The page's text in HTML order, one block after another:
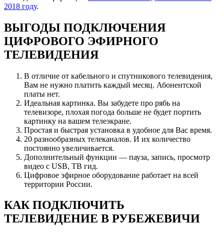
2018 году.
ВЫГОДЫ ПОДКЛЮЧЕНИЯ
ЦИФРОВОГО ЭФИРНОГО
ТЕЛЕВИДЕНИЯ
В отличие от кабельного и спутникового телевидения,
Вам не нужно платить каждый месяц. Абонентской
платы нет.
Идеальная картинка. Вы забудете про рябь на
телевизоре, плохая погода больше не будет портить
картинку на вашем телеэкране.
Простая и быстрая установка в удобное для Вас время.
20 разнообразных телеканалов. И их количество
постоянно увеличивается.
Дополнительный функции — пауза, запись, просмотр
видео с USB, ТВ гид.
Цифровое эфирное оборудование работает на всей
территории России.
КАК ПОДКЛЮЧИТЬ
ТЕЛЕВИДЕНИЕ В РУБЕЖЕВИЧИ